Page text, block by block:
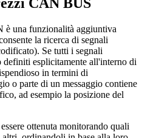
CAN BUS
è una funzionalità aggiuntiva
la ricerca di segnali
Se tutti i segnali
esplicitamente all'interno di
in termini di
o parte di un messaggio contiene
ad esempio la posizione del
ottenuta monitorando quali